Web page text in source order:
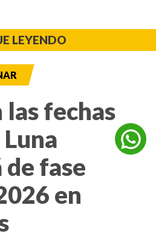
LEYENDO
las fechas
de fase
en